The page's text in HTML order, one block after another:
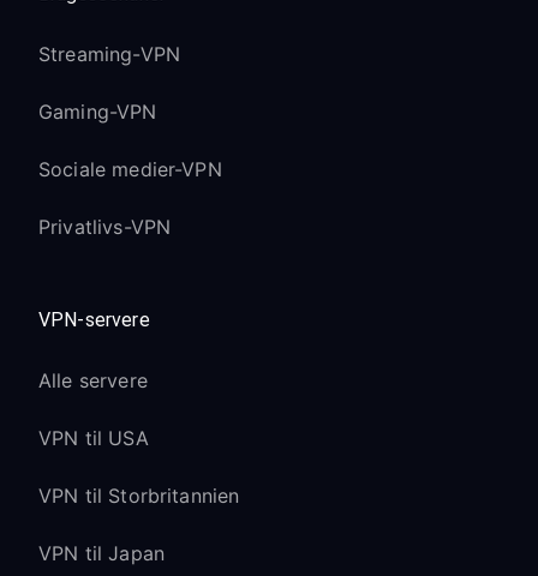
Streaming-VPN
Gaming-VPN
Sociale medier-VPN
Privatlivs-VPN
VPN-servere
Alle servere
VPN til USA
VPN til Storbritannien
VPN til Japan